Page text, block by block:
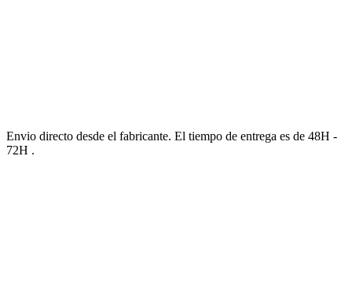
Envio directo desde el fabricante. El tiempo de entrega es de 48H -
72H .